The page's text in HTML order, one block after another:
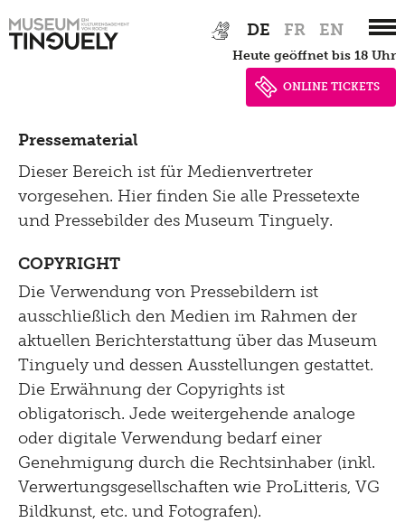
Hauptnavigation
to
DE FR EN
heute geöffnet bis 18 Uhr
ONLINE TICKETS
für Schulen
für Kinder und Familien
Tutorials
Projekte
Sommerferien Workshop
Optomat
Parcours Rundgänge
Tinguely on the Road
Tinguely, Sammlung
& Restaurierung
Sammlung
Bibliothek Dokumentation
Schauatelier
Konferenz
Tinguely Studies
Tinguely100
Digital
Multimediaguide
Tinguely@Home
Radio Tinguely
Machine Builder
Presse
Pressematerial
Kontakt
Inklusiv
Hören
Sehen
Gehen
Impressum
Datenschutz
Newsletter
Bistro
Pressematerial
Dieser Bereich ist für Medienvertreter
vorgesehen. Hier finden Sie alle Pressetexte
und Pressebilder des Museum Tinguely.
COPYRIGHT
Die Verwendung von Pressebildern ist
ausschließlich den Medien im Rahmen der
aktuellen Berichterstattung über das Museum
Tinguely und dessen Ausstellungen gestattet.
Die Erwähnung der Copyrights ist
obligatorisch. Jede weitergehende analoge
oder digitale Verwendung bedarf einer
Genehmigung durch die Rechtsinhaber (inkl.
Verwertungsgesellschaften wie ProLitteris, VG
Bildkunst, etc. und Fotografen).